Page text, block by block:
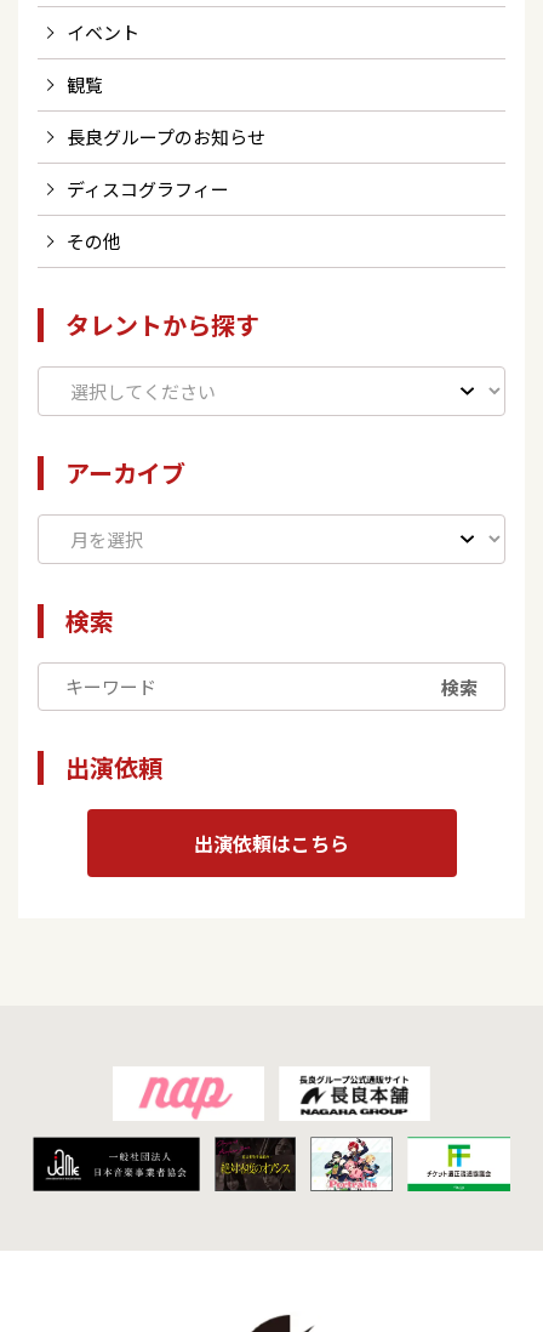
イベント
観覧
長良グループのお知らせ
ディスコグラフィー
その他
タレントから探す
アーカイブ
検索
検索
出演依頼
出演依頼はこちら